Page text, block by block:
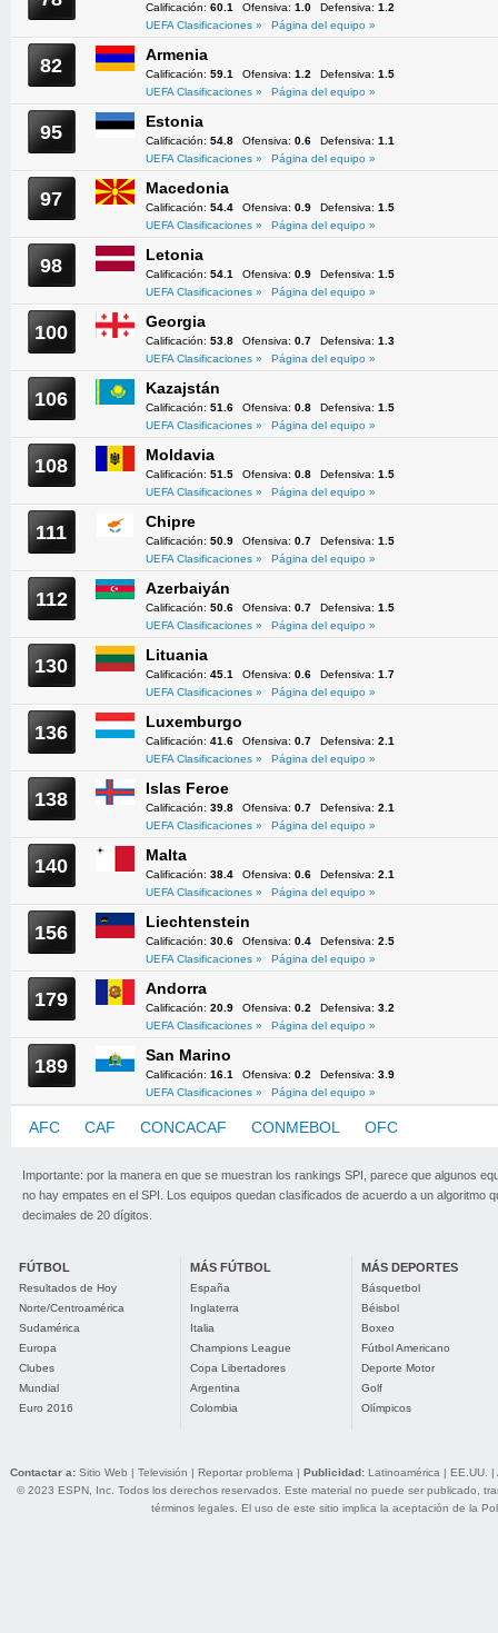
Calificación: 60.1 Ofensiva: 1.0 Defensiva: 1.2
UEFA Clasificaciones »
Página del equipo »
82 Armenia
Calificación: 59.1 Ofensiva: 1.2 Defensiva: 1.5
UEFA Clasificaciones »
Página del equipo »
95 Estonia
Calificación: 54.8 Ofensiva: 0.6 Defensiva: 1.1
UEFA Clasificaciones »
Página del equipo »
97 Macedonia
Calificación: 54.4 Ofensiva: 0.9 Defensiva: 1.5
UEFA Clasificaciones »
Página del equipo »
98 Letonia
Calificación: 54.1 Ofensiva: 0.9 Defensiva: 1.5
UEFA Clasificaciones »
Página del equipo »
100 Georgia
Calificación: 53.8 Ofensiva: 0.7 Defensiva: 1.3
UEFA Clasificaciones »
Página del equipo »
106 Kazajstán
Calificación: 51.6 Ofensiva: 0.8 Defensiva: 1.5
UEFA Clasificaciones »
Página del equipo »
108 Moldavia
Calificación: 51.5 Ofensiva: 0.8 Defensiva: 1.5
UEFA Clasificaciones »
Página del equipo »
111 Chipre
Calificación: 50.9 Ofensiva: 0.7 Defensiva: 1.5
UEFA Clasificaciones »
Página del equipo »
112 Azerbaiyán
Calificación: 50.6 Ofensiva: 0.7 Defensiva: 1.5
UEFA Clasificaciones »
Página del equipo »
130 Lituania
Calificación: 45.1 Ofensiva: 0.6 Defensiva: 1.7
UEFA Clasificaciones »
Página del equipo »
136 Luxemburgo
Calificación: 41.6 Ofensiva: 0.7 Defensiva: 2.1
UEFA Clasificaciones »
Página del equipo »
138 Islas Feroe
Calificación: 39.8 Ofensiva: 0.7 Defensiva: 2.1
UEFA Clasificaciones »
Página del equipo »
140 Malta
Calificación: 38.4 Ofensiva: 0.6 Defensiva: 2.1
UEFA Clasificaciones »
Página del equipo »
156 Liechtenstein
Calificación: 30.6 Ofensiva: 0.4 Defensiva: 2.5
UEFA Clasificaciones »
Página del equipo »
179 Andorra
Calificación: 20.9 Ofensiva: 0.2 Defensiva: 3.2
UEFA Clasificaciones »
Página del equipo »
189 San Marino
Calificación: 16.1 Ofensiva: 0.2 Defensiva: 3.9
UEFA Clasificaciones »
Página del equipo »
AFC CAF CONCACAF CONMEBOL OFC
Importante: por la manera en que se muestran los rankings SPI, parece que algunos
no hay empates en el SPI. Los equipos quedan clasificados de acuerdo a un algoritmo
decimales de 20 dígitos.
FÚTBOL
Resultados de Hoy
Norte/Centroamérica
Sudamérica
Europa
Clubes
Mundial
Euro 2016
MÁS FÚTBOL
España
Inglaterra
Italia
Champions League
Copa Libertadores
Argentina
Colombia
MÁS DEPORTES
Básquetbol
Béisbol
Boxeo
Fútbol Americano
Deporte Motor
Golf
Olímpicos
Contactar a: Sitio Web | Televisión | Reportar problema | Publicidad: Latinoamérica | EE.UU. |
© 2023 ESPN, Inc. Todos los derechos reservados. Este material no puede ser publicado,
términos legales. El uso de este sitio implica la aceptación de la